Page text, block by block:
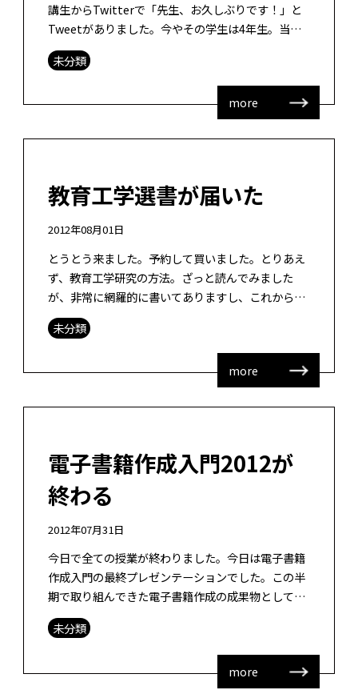
講生からTwitterで「先生、お久しぶりです！」と
Tweetがありました。今やその学生は4年生。当
時、彼は1年生。時間が経つのはとても早いです。
こちらへ来て、4年か。 以前 […]
未分類
more
教育工学選書が届いた
2012年08月01日
とうとう来ました。予約して買いました。とりあえ
ず、教育工学研究の方法。ざっと読んでみました
が、非常に網羅的に書いてありますし、これから教
育工学の分野を勉強しようと思っている修士学生さ
んや他分野から教育工学の研究をしようと […]
未分類
more
電子書籍作成入門2012が
終わる
2012年07月31日
今日で全ての授業が終わりました。今日は電子書籍
作成入門の最終プレゼンテーションでした。この半
期で取り組んできた電子書籍作成の成果物として電
子書籍を紹介しつつ、作成背景について説明し、最
後に感想を述べてもらうというものです […]
未分類
more